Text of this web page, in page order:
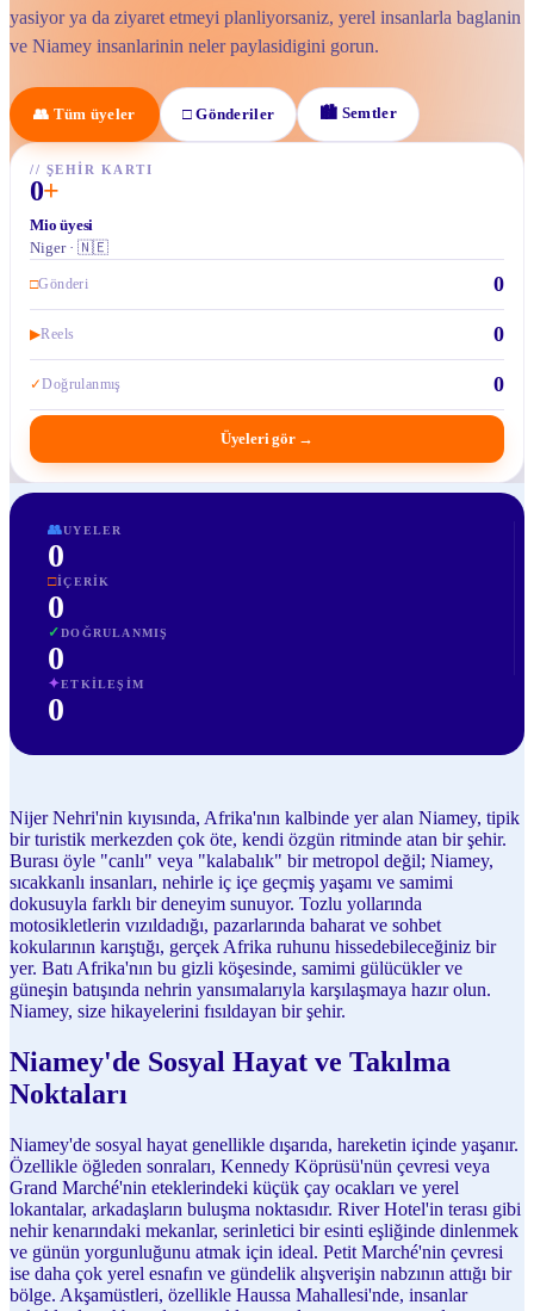
yasiyor ya da ziyaret etmeyi planliyorsaniz, yerel insanlarla baglanin
ve Niamey insanlarinin neler paylasidigini gorun.
👥 Tüm üyeler □Gönderiler 🏙 Semtler
// ŞEHIR KARTI
0+
Mio üyesi
Niger · 🇳🇪
□Gönderi 0
▶Reels 0
✓Doğrulanmış 0
Üyeleri gör →
👥UYELER
0
□İÇERIK
0
✓DOĞRULANMIŞ
0
✦ETKILEŞIM
0
Nijer Nehri'nin kıyısında, Afrika'nın kalbinde yer alan Niamey, tipik
bir turistik merkezden çok öte, kendi özgün ritminde atan bir şehir.
Burası öyle "canlı" veya "kalabalık" bir metropol değil; Niamey,
sıcakkanlı insanları, nehirle iç içe geçmiş yaşamı ve samimi
dokusuyla farklı bir deneyim sunuyor. Tozlu yollarında
motosikletlerin vızıldadığı, pazarlarında baharat ve sohbet
kokularının karıştığı, gerçek Afrika ruhunu hissedebileceğiniz bir
yer. Batı Afrika'nın bu gizli köşesinde, samimi gülücükler ve
güneşin batışında nehrin yansımalarıyla karşılaşmaya hazır olun.
Niamey, size hikayelerini fısıldayan bir şehir.
Niamey'de Sosyal Hayat ve Takılma
Noktaları
Niamey'de sosyal hayat genellikle dışarıda, hareketin içinde yaşanır.
Özellikle öğleden sonraları, Kennedy Köprüsü'nün çevresi veya
Grand Marché'nin eteklerindeki küçük çay ocakları ve yerel
lokantalar, arkadaşların buluşma noktasıdır. River Hotel'in terası gibi
nehir kenarındaki mekanlar, serinletici bir esinti eşliğinde dinlenmek
ve günün yorgunluğunu atmak için ideal. Petit Marché'nin çevresi
ise daha çok yerel esnafın ve gündelik alışverişin nabzının attığı bir
bölge. Akşamüstleri, özellikle Haussa Mahallesi'nde, insanlar